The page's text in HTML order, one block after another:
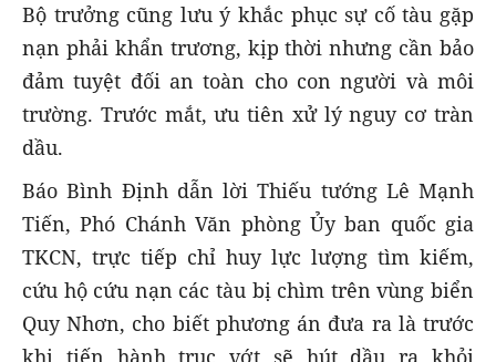
Bộ trưởng cũng lưu ý khắc phục sự cố tàu gặp
nạn phải khẩn trương, kịp thời nhưng cần bảo
đảm tuyệt đối an toàn cho con người và môi
trường. Trước mắt, ưu tiên xử lý nguy cơ tràn
dầu.
Báo Bình Định dẫn lời Thiếu tướng Lê Mạnh
Tiến, Phó Chánh Văn phòng Ủy ban quốc gia
TKCN, trực tiếp chỉ huy lực lượng tìm kiếm,
cứu hộ cứu nạn các tàu bị chìm trên vùng biển
Quy Nhơn, cho biết phương án đưa ra là trước
khi tiến hành trục vớt sẽ hút dầu ra khỏi